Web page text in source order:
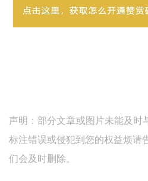
声明：部分文章或图片未能及时
标注错误或侵犯到您的权益烦请
们会及时删除。